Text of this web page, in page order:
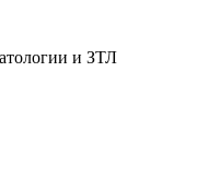
и ЗТЛ